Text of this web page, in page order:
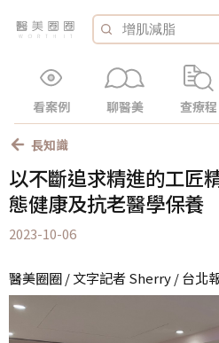
看案例 聊醫美 查療程
長知識
以不斷追求精進的工匠
態健康及抗老醫學保養
2023-10-06
醫美圈圈 / 文字記者 Sherry / 台北